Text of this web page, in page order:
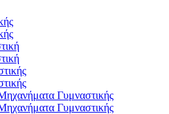
Γυμναστικής
Γυμναστικής